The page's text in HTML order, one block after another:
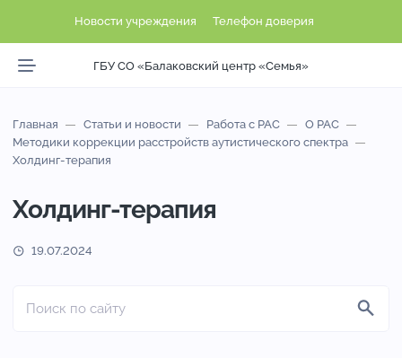
Новости учреждения Телефон доверия
ГБУ СО «Балаковский центр «Семья»
Главная Статьи и новости Работа с РАС
О РАС
Методики коррекции расстройств аутистического спектра
Холдинг-терапия
Холдинг-терапия
19.07.2024